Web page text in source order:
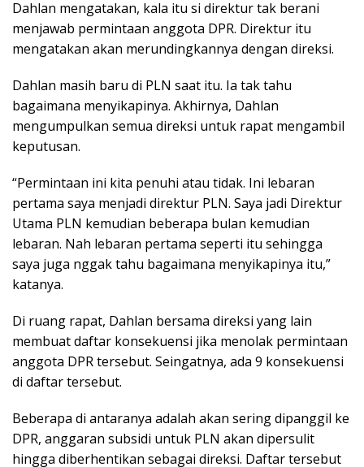
Dahlan mengatakan, kala itu si direktur tak berani
menjawab permintaan anggota DPR. Direktur itu
mengatakan akan merundingkannya dengan direksi.
Dahlan masih baru di PLN saat itu. Ia tak tahu
bagaimana menyikapinya. Akhirnya, Dahlan
mengumpulkan semua direksi untuk rapat mengambil
keputusan.
“Permintaan ini kita penuhi atau tidak. Ini lebaran
pertama saya menjadi direktur PLN. Saya jadi Direktur
Utama PLN kemudian beberapa bulan kemudian
lebaran. Nah lebaran pertama seperti itu sehingga
saya juga nggak tahu bagaimana menyikapinya itu,”
katanya.
Di ruang rapat, Dahlan bersama direksi yang lain
membuat daftar konsekuensi jika menolak permintaan
anggota DPR tersebut. Seingatnya, ada 9 konsekuensi
di daftar tersebut.
Beberapa di antaranya adalah akan sering dipanggil ke
DPR, anggaran subsidi untuk PLN akan dipersulit
hingga diberhentikan sebagai direksi. Daftar tersebut